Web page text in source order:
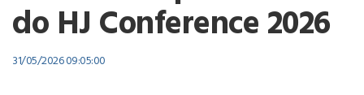
do HJ Conference 2026
31/05/2026 09:05:00